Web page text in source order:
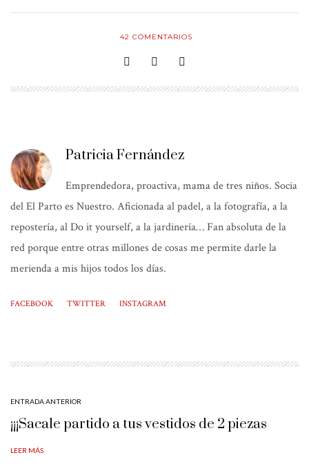
42 COMENTARIOS
Patricia Fernández
Emprendedora, proactiva, mama de tres niños. Socia
del El Parto es Nuestro. Aficionada al padel, a la fotografía, a la
repostería, al Do it yourself, a la jardinería… Fan absoluta de la
red porque entre otras millones de cosas me permite darle la
merienda a mis hijos todos los días.
FACEBOOK TWITTER INSTAGRAM
ENTRADA ANTERIOR
¡¡¡Sacale partido a tus vestidos de 2 piezas
LEER MÁS